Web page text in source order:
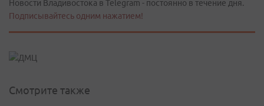
Новости Владивостока в Telegram - постоянно в течение дня.
Подписывайтесь одним нажатием!
Смотрите также